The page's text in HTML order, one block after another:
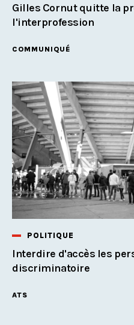
Gilles Cornut quitte la
l'interprofession
COMMUNIQUÉ
POLITIQUE
Interdire d'accès les
discriminatoire
ATS